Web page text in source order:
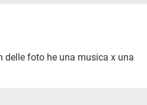
delle foto he una musica x una